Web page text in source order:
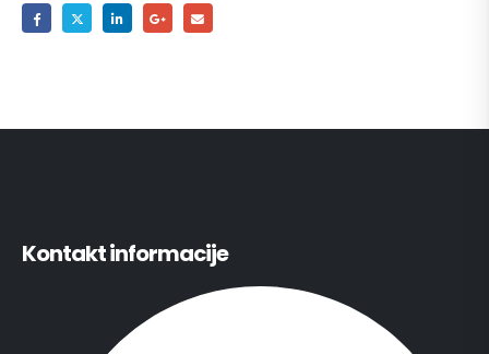
Kontakt informacije